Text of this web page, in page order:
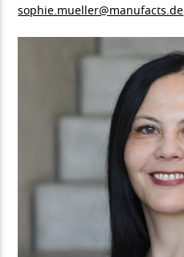
sophie.mueller@manufacts.de